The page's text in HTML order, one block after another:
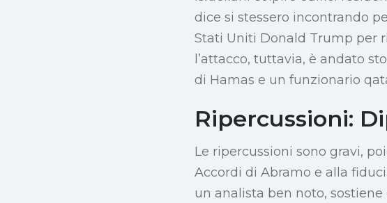
dice si stessero incontrando
Stati Uniti Donald Trump per
l’attacco, tuttavia, è andato
di Hamas e un funzionario
Ripercussioni:
Le ripercussioni sono gravi,
Accordi di Abramo e alla
un analista ben noto,